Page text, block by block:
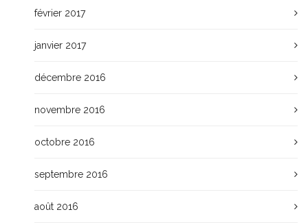
février 2017
janvier 2017
décembre 2016
novembre 2016
octobre 2016
septembre 2016
août 2016